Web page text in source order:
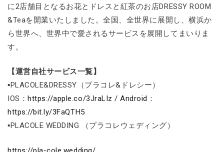
に2店舗目となるお花とドレスと紅茶のお店DRESSY ROOM
&Teaを開業いたしました。全国、全世界に展開し、横浜か
ら世界へ、世界中で愛されるサービスを展開してまいりま
す。
【運営自社サービス一覧】
▪PLACOLE&DRESSY（プラコレ&ドレシー）
IOS： https://apple.co/3JraLIz / Android ：
https://bit.ly/3FaQTH5
▪PLACOLE WEDDING （プラコレウェディング）